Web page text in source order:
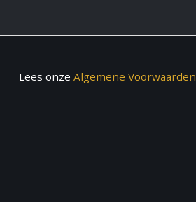
Lees onze Algemene Voorwaarden